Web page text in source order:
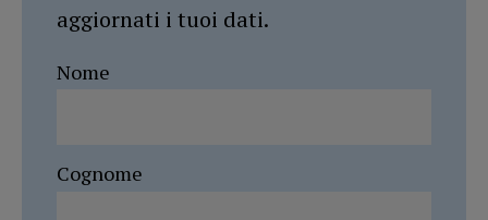
aggiornati i tuoi dati.
Nome
Cognome